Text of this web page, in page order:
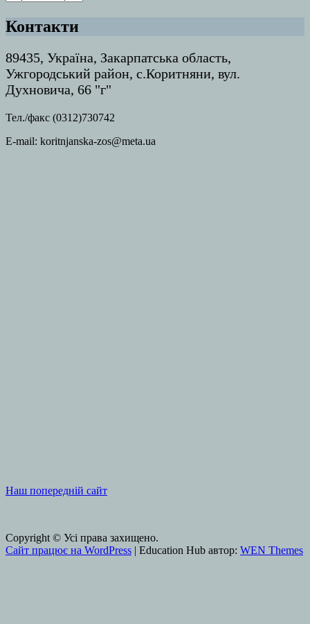
Контакти
89435, Україна, Закарпатська область,
Ужгородський район, с.Коритняни, вул.
Духновича, 66 "г"
Тел./факс (0312)730742
E-mail: koritnjanska-zos@meta.ua
Наш попередній сайт
Copyright © Усі права захищено.
Сайт працює на WordPress | Education Hub автор: WEN Themes